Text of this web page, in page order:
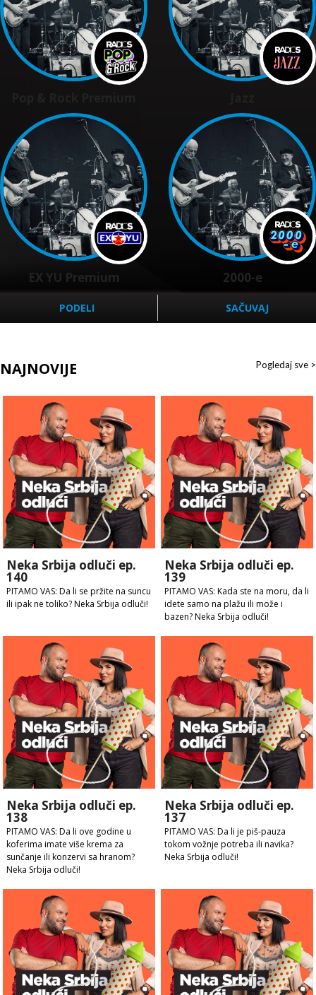
EX YU Premium 2000-e
PODELI SAČUVAJ
NAJNOVIJE Pogledaj sve >
Neka Srbija odluči ep.
140
PITAMO VAS: Da li se pržite na suncu
ili ipak ne toliko? Neka Srbija odluči!
Neka Srbija odluči ep.
139
PITAMO VAS: Kada ste na moru, da li
idete samo na plažu ili može i
bazen? Neka Srbija odluči!
Neka Srbija odluči ep.
138
PITAMO VAS: Da li ove godine u
koferima imate više krema za
sunčanje ili konzervi sa hranom?
Neka Srbija odluči!
Neka Srbija odluči ep.
137
PITAMO VAS: Da li je piš-pauza
tokom vožnje potreba ili navika?
Neka Srbija odluči!